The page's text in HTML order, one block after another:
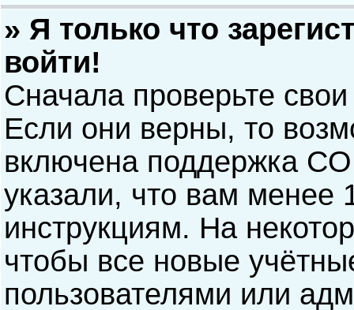
» Я только что
войти!
Сначала проверьте
Если они верны, то
включена поддержка
указали, что вам менее
инструкциям. На
чтобы все новые
пользователями или